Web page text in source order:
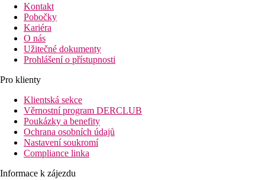
Kontakt
Pobočky
Kariéra
O nás
Užitečné dokumenty
Prohlášení o přístupnosti
Pro klienty
Klientská sekce
Věrnostní program DERCLUB
Poukázky a benefity
Ochrana osobních údajů
Nastavení soukromí
Compliance linka
Informace k zájezdu